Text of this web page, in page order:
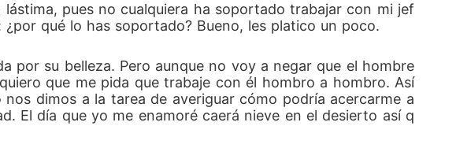
pues no cualquiera ha soportado trabajar con mi jef
qué lo has soportado? Bueno, les platico un poco.
por su belleza. Pero aunque no voy a negar que el hombre
que me pida que trabaje con él hombro a hombro. Así
dimos a la tarea de averiguar cómo podría acercarme a
El día que yo me enamoré caerá nieve en el desierto así q